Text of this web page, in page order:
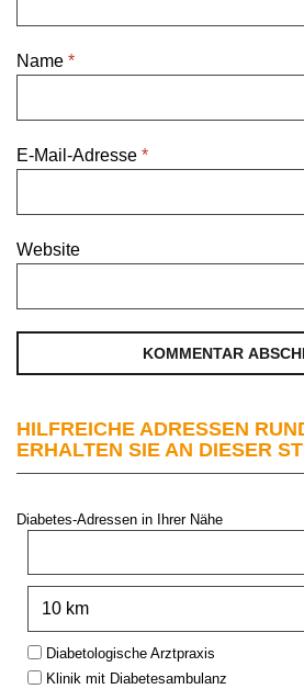
Name *
E-Mail-Adresse *
Website
HILFREICHE ADRESSEN
ERHALTEN SIE AN DIESER
Diabetes-Adressen in Ihrer Nähe
Type:Diabetologische Arztpraxis
Klinik mit Diabetesambulanz